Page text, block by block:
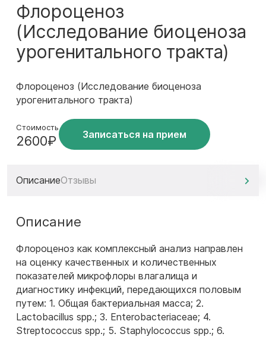
Флороценоз
(Исследование биоценоза
урогенитального тракта)
Флороценоз (Исследование биоценоза
урогенитального тракта)
Стоимость
2600₽ Записаться на прием
ОписаниеОтзывы
Описание
Флороценоз как комплексный анализ направлен
на оценку качественных и количественных
показателей микрофлоры влагалища и
диагностику инфекций, передающихся половым
путем: 1. Общая бактериальная масса; 2.
Lactobacillus spp.; 3. Enterobacteriaceae; 4.
Streptococcus spp.; 5. Staphylococcus spp.; 6.